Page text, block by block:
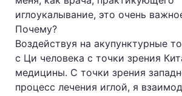
иглоукалывание, это очень
Почему?
Воздействуя на акупунктурные
с Ци человека с точки зрения
медицины. С точки зрения
процесс лечения иглой, я